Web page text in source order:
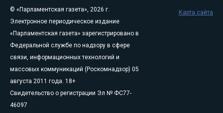
© «Парламентская газета», 2026 г.
Электронное периодическое издание
«Парламентская газета» зарегистрировано в
Федеральной службе по надзору в сфере
связи, информационных технологий и
массовых коммуникаций (Роскомнадзор) 05
августа 2011 года. 18+
Свидетельство о регистрации Эл № ФС77-
46097
Карта сайта